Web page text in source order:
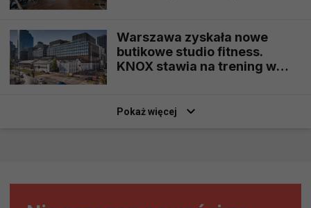
Warszawa zyskała nowe
butikowe studio fitness.
KNOX stawia na trening w
Pokaż więcej